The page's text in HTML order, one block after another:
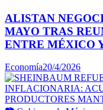
ALISTAN
MAYO TRAS
ENTRE MÉXICO
Economía20/4/2026